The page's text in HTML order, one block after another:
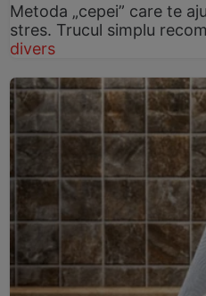
Metoda „cepei” care te
stres. Trucul simplu
divers